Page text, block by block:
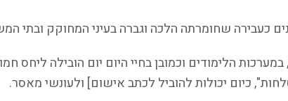
כעבירה שחומרתה הלכה וגברה בעיני המחוקק ובתי
הלימודים וכמובן בחיי היום יום הובילה ליחס
כיום יכולות להוביל לכתב אישום] ולעונשי מאסר.